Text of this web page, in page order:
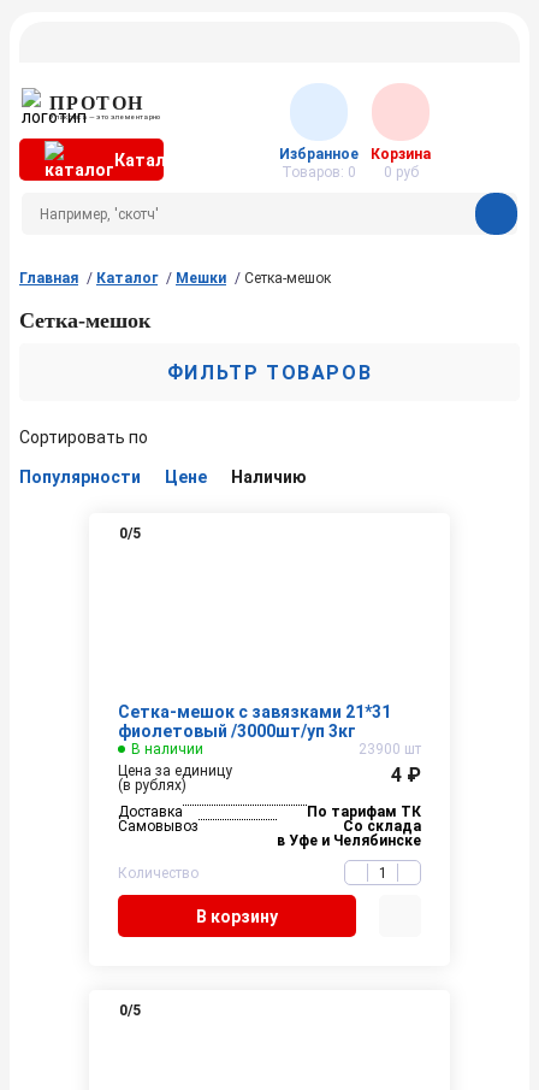
ПРОТОН
Упаковка — это элементарно
Каталог
Избранное
Товаров: 0
Корзина
0 руб
Главная Каталог Мешки Сетка-мешок
Сетка-мешок
ФИЛЬТР ТОВАРОВ
Сортировать по
Популярности Цене Наличию
0/5
Сетка-мешок с завязками 21*31
фиолетовый /3000шт/уп 3кг
В наличии
23900 шт
Цена за единицу
(в рублях)
4 ₽
Доставка
По тарифам ТК
Самовывоз
Со склада
в Уфе и Челябинске
Количество
В корзину
0/5